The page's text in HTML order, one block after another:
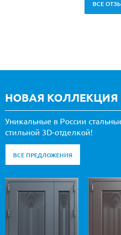
ВСЕ
НОВАЯ КОЛЛЕКЦИЯ
Уникальные в России
стильной 3D-отделкой!
ВСЕ ПРЕДЛОЖЕНИЯ